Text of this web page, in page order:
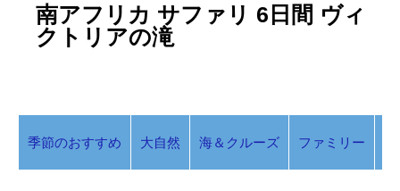
南アフリカ サファリ 6日間 ヴィ
クトリアの滝
季節のおすすめ 大自然 海＆クルーズ ファミリー